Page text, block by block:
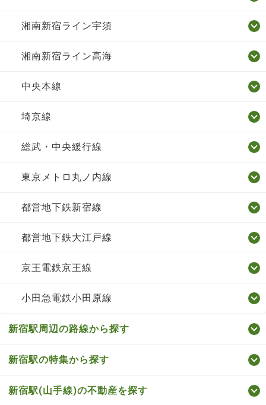
湘南新宿ライン宇須
湘南新宿ライン高海
中央本線
埼京線
総武・中央緩行線
東京メトロ丸ノ内線
都営地下鉄新宿線
都営地下鉄大江戸線
京王電鉄京王線
小田急電鉄小田原線
新宿駅周辺の路線から探す
新宿駅の特集から探す
新宿駅(山手線)の不動産を探す